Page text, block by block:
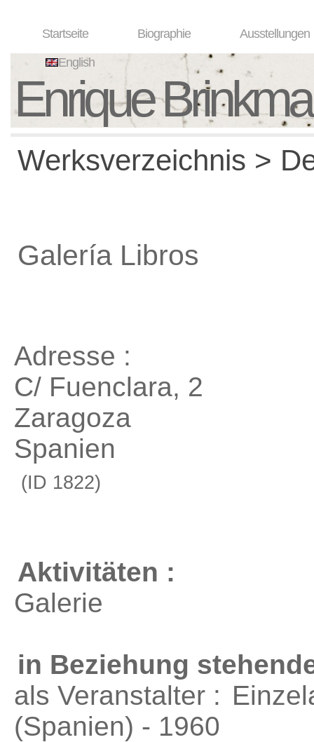
Startseite Biographie Ausstellungen
English
Enrique
Werksverzeichnis >
Galería Libros
Adresse :
C/ Fuenclara, 2
Zaragoza
Spanien
(ID 1822)
Aktivitäten :
Galerie
in Beziehung
als Veranstalter :
(Spanien) - 1960